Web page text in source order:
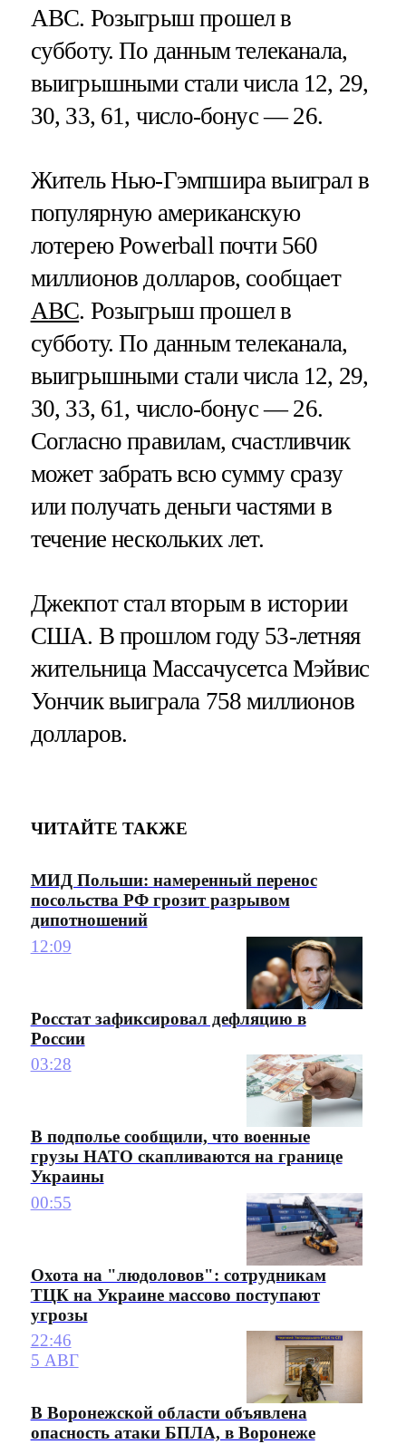
ABC. Розыгрыш прошел в
субботу. По данным телеканала,
выигрышными стали числа 12, 29,
30, 33, 61, число-бонус — 26.
Житель Нью-Гэмпшира выиграл в
популярную американскую
лотерею Powerball почти 560
миллионов долларов, сообщает
ABC. Розыгрыш прошел в
субботу. По данным телеканала,
выигрышными стали числа 12, 29,
30, 33, 61, число-бонус — 26.
Согласно правилам, счастливчик
может забрать всю сумму сразу
или получать деньги частями в
течение нескольких лет.
Джекпот стал вторым в истории
США. В прошлом году 53-летняя
жительница Массачусетса Мэйвис
Уончик выиграла 758 миллионов
долларов.
ЧИТАЙТЕ ТАКЖЕ
МИД Польши: намеренный перенос
посольства РФ грозит разрывом
дипотношений
12:09
Росстат зафиксировал дефляцию в
России
03:28
В подполье сообщили, что военные
грузы НАТО скапливаются на границе
Украины
00:55
Охота на "людоловов": сотрудникам
ТЦК на Украине массово поступают
угрозы
22:46
5 АВГ
В Воронежской области объявлена
опасность атаки БПЛА, в Воронеже